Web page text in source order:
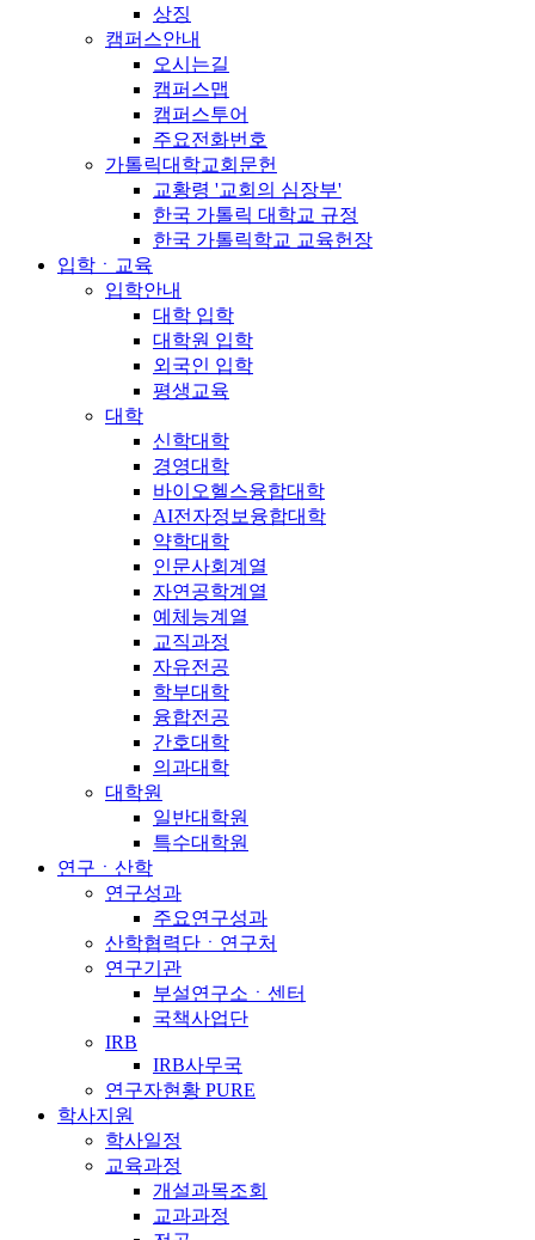
상징
캠퍼스안내
오시는길
캠퍼스맵
캠퍼스투어
주요전화번호
가톨릭대학교회문헌
교황령 '교회의 심장부'
한국 가톨릭 대학교 규정
한국 가톨릭학교 교육헌장
입학ㆍ교육
입학안내
대학 입학
대학원 입학
외국인 입학
평생교육
대학
신학대학
경영대학
바이오헬스융합대학
AI전자정보융합대학
약학대학
인문사회계열
자연공학계열
예체능계열
교직과정
자유전공
학부대학
융합전공
간호대학
의과대학
대학원
일반대학원
특수대학원
연구ㆍ산학
연구성과
주요연구성과
산학협력단ㆍ연구처
연구기관
부설연구소ㆍ센터
국책사업단
IRB
IRB사무국
연구자현황 PURE
학사지원
학사일정
교육과정
개설과목조회
교과과정